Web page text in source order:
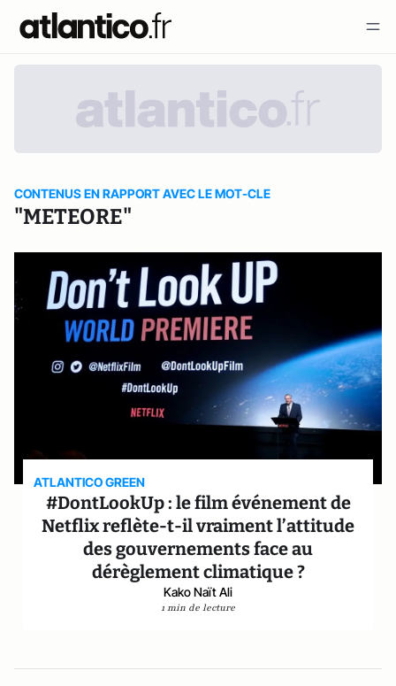
CONTENUS EN RAPPORT AVEC LE MOT-CLE
"METEORE"
ATLANTICO GREEN
#DontLookUp : le film événement de
Netflix reflète-t-il vraiment l’attitude
des gouvernements face au
dérèglement climatique ?
Kako Naït Ali
1 min de lecture